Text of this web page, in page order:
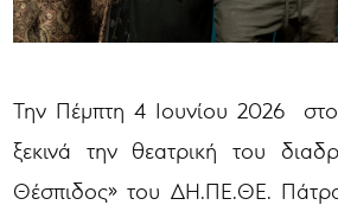
Την Πέμπτη 4 Ιουνίου 2026
ξεκινά την θεατρική του
Θέσπιδος» του ΔΗ.ΠΕ.ΘΕ.